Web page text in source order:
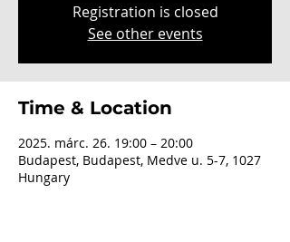
Registration is closed
See other events
Time & Location
2025. márc. 26. 19:00 – 20:00
Budapest, Budapest, Medve u. 5-7, 1027
Hungary